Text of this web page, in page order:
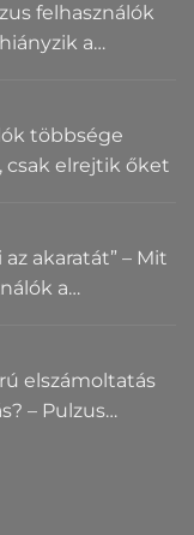
felhasználók
a
többsége
csak elrejtik őket
akaratát” – Mit
a
elszámoltatás
– Pulzus